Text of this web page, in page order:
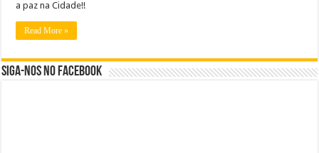
a paz na Cidade!!
Read More »
Siga-nos no Facebook